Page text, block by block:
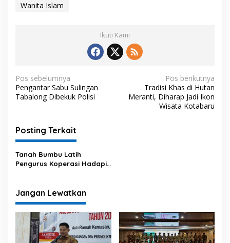
Wanita Islam
Ikuti Kami
N
a
i
g
a
s
p
o
s
Pos sebelumnya
Pengantar Sabu Sulingan
Tabalong Dibekuk Polisi
Pos berikutnya
Tradisi Khas di Hutan
Meranti, Diharap Jadi Ikon
Wisata Kotabaru
Posting Terkait
Tanah Bumbu Latih
Pengurus Koperasi Hadapi
Jangan Lewatkan